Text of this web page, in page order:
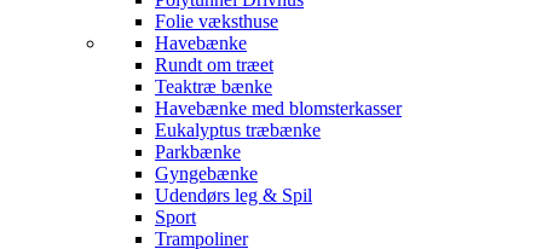
Folie væksthuse
Havebænke
Rundt om træet
Teaktræ bænke
Havebænke med blomsterkasser
Eukalyptus træbænke
Parkbænke
Gyngebænke
Udendørs leg & Spil
Sport
Trampoliner